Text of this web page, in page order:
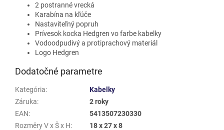
2 postranné vrecká
Karabína na kľúče
Nastaviteľný popruh
Prívesok kocka Hedgren vo farbe kabelky
Vodoodpudivý a protiprachový materiál
Logo Hedgren
Dodatočné parametre
Kategória:
Kabelky
Záruka:
2 roky
EAN:
5413507230330
Rozměry V x Š x H:
18 x 27 x 8